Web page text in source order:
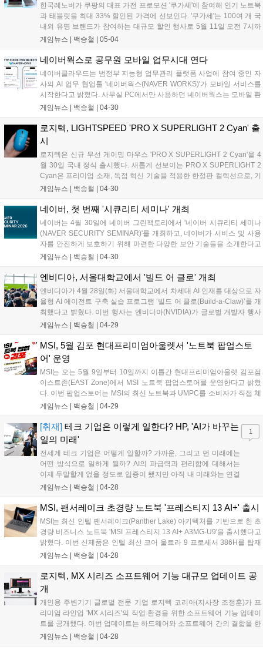
한국레노버가 쿠팡의 대표 가전 프로모션 '쿠가세'에 참여해 인기 노트북
과 태블릿을 최대 33% 할인된 가격에 선보인다. '쿠가세'는 100여 개 국
내외 유명 브랜드가 참여하는 대규모 할인 행사로 5월 11일 오전 7시까
지 진행된다. 한국레노버는 이번 행사의 일환으로 오는 5월 9일 오전 7
다....
게임뉴스 | 백승철 | 05-04
네이버웍스로 공무원 모바일 업무시대 연다
네이버클라우드는 범정부 지능형 업무관리 플랫폼 사업에 참여 중인 자
사의 AI 업무 협업툴 '네이버웍스(NAVER WORKS)'가 모바일 서비스를
시작한다고 밝혔다. 사무실 PC에서만 사용하던 네이버웍스는 모바일 환
경으로 확장돼 사무실 밖에서도 내부 메일 확인, 문서 검토, 메신저 보고
든 데이터 전송에는 종단간 암호화 기반의 강력한 보안 기술이 적용돼
민감한 업무 정보도 안전하게 처리할 수 있다....
게임뉴스 | 백승철 | 04-30
로지텍, LIGHTSPEED 'PRO X SUPERLIGHT 2 Cyan' 출
시
로지텍은 신규 무선 게이밍 마우스 'PRO X SUPERLIGHT 2 Cyan'을 4
월 30일 국내 정식 출시했다. 새롭게 선보이는 PRO X SUPERLIGHT 2
Cyan은 프리미엄 소재, 독점 혁신 기술을 적용한 한정판 컬렉션으로, 기
존 블랙, 화이트, 핑크 3종 컬러 구성에 에너지와 집중력, 개성을 상징하
완성할 수 있게 되었다. 이번 제품은 리미티드 에디션으로 선보인다....
게임뉴스 | 백승철 | 04-30
네이버, 첫 번째 '시큐리티 세미나' 개최
네이버는 4월 30일에 네이버 그린팩토리에서 '네이버 시큐리티 세미나
(NAVER SECURITY SEMINAR)'를 개최하고, 네이버가 서비스 및 사용
자를 안전하게 보호하기 위해 마련한 다양한 보안 기술들을 소개한다고
밝혔다. 아울러, 그동안 온라인으로 진행되었던 '네이버 버그바운티 어워
세미나는 AI 기술 발전과 함께 보안 이슈가 다각화됨에 따라 업계 전문가
들과 함께 보다 고도화된 보안 전략을 논의하기 위해 기획됐다. 행사에
는 팀네이버 보안 담당자뿐만 아니라 IT업계 보안 실무자, 보안에 관심
있는 개발자 및 학생 등이 참여해 실무에 적용 가능한 인사이트를 나눌
예정이다....
게임뉴스 | 백승철 | 04-30
엔비디아, 서울대학교에서 '빌드 어 클로' 개최
엔비디아가 4월 28일(화) 서울대학교에서 차세대 AI 인재를 대상으로 자
율형 AI 에이전트 구축 실습 프로그램 ‘빌드 어 클로(Build-a-Claw)’를 개
최했다고 밝혔다. 이번 행사는 엔비디아(NVIDIA)가 글로벌 개발자 행사
에서 시작된 체험형 프로그램을 대학 교육 현장으로 확장한 사례로, 미
도록 마련됐다....
게임뉴스 | 백승철 | 04-29
MSI, 5월 김포 현대프리미엄아울렛서 '노트북 팝업스토
어' 운영
MSI는 오는 5월 9일부터 10일까지 이틀간 현대프리미엄아울렛 김포점
이스트존(EAST Zone)에서 MSI 노트북 팝업스토어를 운영한다고 밝혔
다. 이번 팝업스토어는 MSI의 최신 노트북과 UMPC를 소비자가 직접 체
험할 수 있는 오프라인 행사로, 다양한 체험 프로그램과 현장 이벤트를
울트라 프로세서를 탑재한 MSI 노트북과 UMPC 등 총 15대의 제품이 전
시되며, 취향 및 용도에 따라 각 제품을 직접 체험하고 비교, 경험해 볼
수 있도록 구성됐다....
게임뉴스 | 백승철 | 04-29
[취재] 테크 기업은 이렇게 일한다? HP, 'AI가 바꾸는
일의 미래'
전세계 테크 기업은 어떻게 일할까? 가까운, 그리고 먼 미래에는
어떤 방식으로 일하게 될까? AI의 파급력과 편리함에 대해서는
이제 두말할게 없을 정도로 입증이 됐지만 아직 내 미래와는 연결
되지 않은 상태였다. 그러나 오늘 HP가 개최한 'AI가 바꾸는 일의
장히 알찬 시간을 보내고 온 것 같은 기분이 들었다. HP는 오늘인
4월 28일, 서울 청담동에 위치한 앤헤이븐에서 AI PC의 최신 트
렌드와 글로벌 대기업 HP가 그리는 업무 환경의 미래를 제시했
다....
게임뉴스 | 백승철 | 04-28
1
MSI, 팬서레이크 초경량 노트북 '프레스티지 13 AI+' 출시
MSI는 최신 인텔 팬서레이크(Panther Lake) 아키텍처를 기반으로 한 초
경량 비즈니스 노트북 'MSI 프레스티지 13 AI+ A3MG-U9'을 출시했다고
밝혔다. 이번 신제품은 인텔 최신 코어 울트라 9 프로세서 386H를 탑재
하여 이전 세대 대비 한층 향상된 성능을 제공한다. 이를 통해 다수의 애
처리, 코드 컴파일 등 CPU 중심의 생산성 업무를 보다 쾌적하게 수행할
수 있다....
게임뉴스 | 백승철 | 04-28
로지텍, MX 시리즈 소프트웨어 기능 대규모 업데이트 공
개
개인용 주변기기 글로벌 전문 기업 로지텍 코리아(지사장 조정훈)가 프
리미엄 라인업 'MX 시리즈'의 작업 환경을 위한 소프트웨어 기능 업데이
트를 공개했다. 이번 업데이트는 하드웨어와 소프트웨어 간의 결합을 한
층 강화해, 사용자가 생산성과 창의성을 극대화할 수 있도록 지원한다.
게임뉴스 | 백승철 | 04-28